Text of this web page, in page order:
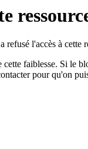
l'accès à cette
faiblesse. Si le
pour qu'on